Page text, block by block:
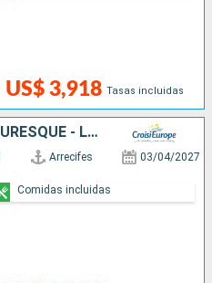
US$ 3,918 Tasas incluidas
SPLENDEURS DE L'ART MAURESQUE - LES VILLES IMPÉRIALES DU MAROC (FORMULE PORT-PORT)
Arrecifes 03/04/2027
Comidas incluidas